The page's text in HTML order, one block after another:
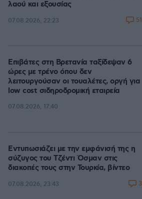
λαού και εξουσίας
07.08.2026, 22:23 51
Επιβάτες στη Βρετανία ταξίδεψαν 6
ώρες με τρένο όπου δεν
λειτουργούσαν οι τουαλέτες, οργή για
low cost σιδηροδρομική εταιρεία
07.08.2026, 17:40
Εντυπωσιάζει με την εμφάνισή της η
σύζυγος του Τζέντι Όσμαν στις
διακοπές τους στην Τουρκία, βίντεο
07.08.2026, 23:43 3